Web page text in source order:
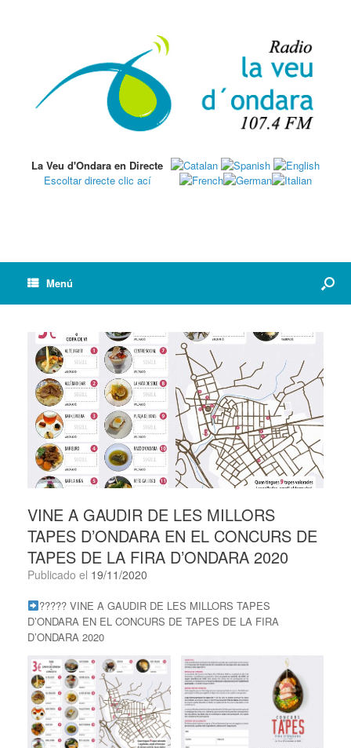
La Veu d'Ondara en Directe
Escoltar directe clic ací
Menú
VINE A GAUDIR DE LES MILLORS
TAPES D’ONDARA EN EL CONCURS DE
TAPES DE LA FIRA D’ONDARA 2020
Publicado el 19/11/2020
????? VINE A GAUDIR DE LES MILLORS TAPES
D’ONDARA EN EL CONCURS DE TAPES DE LA FIRA
D’ONDARA 2020